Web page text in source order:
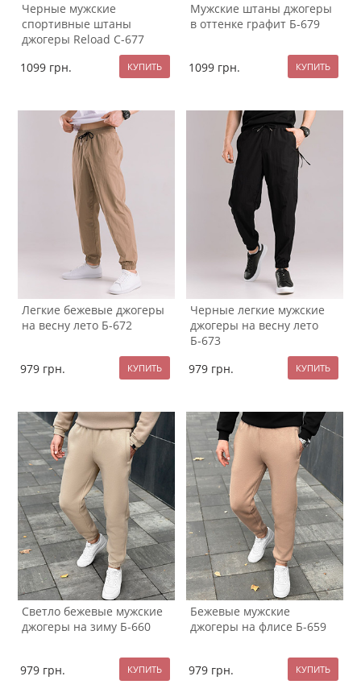
Черные мужские
спортивные штаны
джогеры Reload С-677
1099 грн.
Мужские штаны джогеры
в оттенке графит Б-679
1099 грн.
Легкие бежевые джогеры
на весну лето Б-672
979 грн.
Черные легкие мужские
джогеры на весну лето
Б-673
979 грн.
Светло бежевые мужские
джогеры на зиму Б-660
979 грн.
Бежевые мужские
джогеры на флисе Б-659
979 грн.